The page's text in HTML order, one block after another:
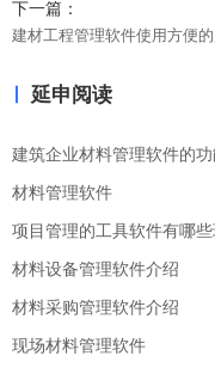
下一篇：
建材工程管理软件使用方便
延申阅读
建筑企业材料管理软件的
材料管理软件
项目管理的工具软件有哪些
材料设备管理软件介绍
材料采购管理软件介绍
现场材料管理软件